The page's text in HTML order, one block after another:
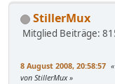
StillerMux
Mitglied Beiträge:
8 August 2008, 20:58:57
von StillerMux